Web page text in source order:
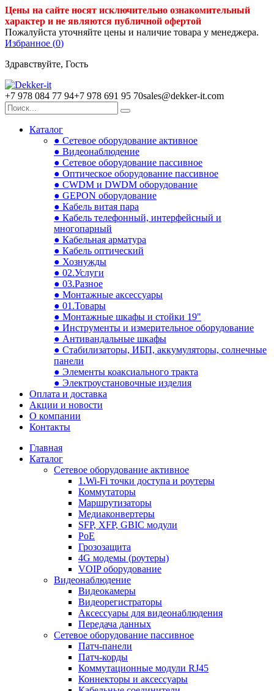
Цены на сайте носят исключительно ознакомительный
характер и не являются публичной офертой
Пожалуйста уточняйте цены и наличие товара у менеджера.
Избранное (0)
Здравствуйте, Гость
+7 978 084 77 94+7 978 691 95 70sales@dekker-it.com
Каталог
● Сетевое оборудование активное
● Видеонаблюдение
● Сетевое оборудование пассивное
● Оптическое оборудование пассивное
● CWDM и DWDM оборудование
● GEPON оборудование
● Кабель витая пара
● Кабель телефонный, интерфейсный и
многопарный
● Кабельная арматура
● Кабель оптический
● Хознужды
● 02.Услуги
● 03.Разное
● Монтажные аксессуары
● 01.Товары
● Монтажные шкафы и стойки 19"
● Инструменты и измерительное оборудование
● Антивандальные шкафы
● Стабилизаторы, ИБП, аккумуляторы, солнечные
панели
● Элементы коаксиального тракта
● Электроустановочные изделия
Оплата и доставка
Акции и новости
О компании
Контакты
Главная
Каталог
Сетевое оборудование активное
1.Wi-Fi точки доступа и роутеры
Коммутаторы
Маршрутизаторы
Медиаконвертеры
SFP, XFP, GBIC модули
PoE
Грозозащита
4G модемы (роутеры)
VOIP оборудование
Видеонаблюдение
Видеокамеры
Видеорегистраторы
Аксессуары для видеонаблюдения
Передача данных
Сетевое оборудование пассивное
Патч-панели
Патч-корды
Коммутационные модули RJ45
Коннекторы и аксессуары